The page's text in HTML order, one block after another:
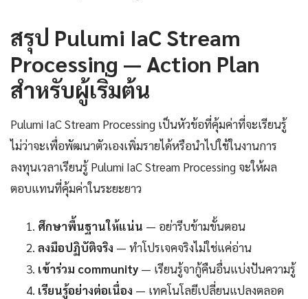
สรุป Pulumi IaC Stream
Processing — Action Plan
สำหรับผู้เริ่มต้น
Pulumi IaC Stream Processing เป็นหัวข้อที่คุ้มค่าที่จะเรียนรู้
ไม่ว่าจะเพื่อพัฒนาตัวเองเพิ่มรายได้หรือนำไปใช้ในงานการ
ลงทุนเวลาเรียนรู้ Pulumi IaC Stream Processing จะให้ผล
ตอบแทนที่คุ้มค่าในระยะยาว
ศึกษาพื้นฐานให้แน่น — อย่ารีบข้ามขั้นตอน
ลงมือปฏิบัติจริง — ทำโปรเจคจริงไม่ใช่แค่อ่าน
เข้าร่วม community — เรียนรู้จากู้คืนอื่นแบ่งปันความรู้
เรียนรู้อย่างต่อเนื่อง — เทคโนโลยีเปลี่ยนแปลงตลอด